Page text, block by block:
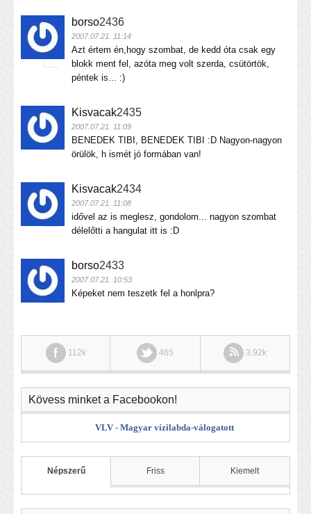
borso2436
2007.07.21. 11:14
Azt értem én,hogy szombat, de kedd óta csak egy
blokk ment fel, azóta meg volt szerda, csütörtök,
péntek is... :)
Kisvacak2435
2007.07.21. 11:09
BENEDEK TIBI, BENEDEK TIBI :D Nagyon-nagyon
örülök, h ismét jó formában van!
Kisvacak2434
2007.07.21. 11:08
idővel az is meglesz, gondolom... nagyon szombat
délelőtti a hangulat itt is :D
borso2433
2007.07.21. 10:53
Képeket nem teszetk fel a honlpra?
112k 465 3.92k
Kövess minket a Facebookon!
VLV - Magyar vízilabda-válogatott
Népszerű Friss Kiemelt